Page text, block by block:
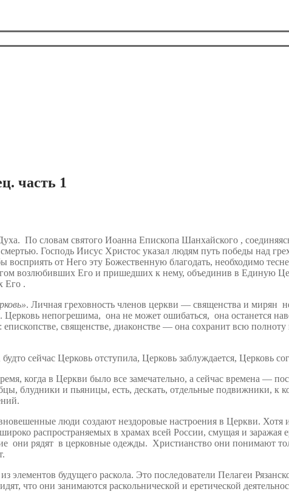
часть 1
По словам святого Иоанна Епископа Шанхайского ,
Господь Иисус Христос указал людям путь победы над
от Него эту Божественную благодать, необходимо
возлюбивших Его и пришедших к нему, объединив в Единую
Его .
. Личная греховность членов церкви — священства и мирян
непогрешима, она не может ошибаться, она останется
священстве, диаконстве — она сохранит всю
сейчас Церковь отступила, Церковь заблуждается, Церковь
когда в Церкви было все замечательно, а сейчас времена —
блудники и пьяницы, есть, дескать, отдельные подвижники,
люди создают нездоровые настроения в Церкви.
распространяемых в храмах всей России, смущая и заражая
они рядят в церковные одежды. Христианство они понимают
элементов будущего раскола. Это последователи Пелагеи
что они занимаются раскольнической и еретической